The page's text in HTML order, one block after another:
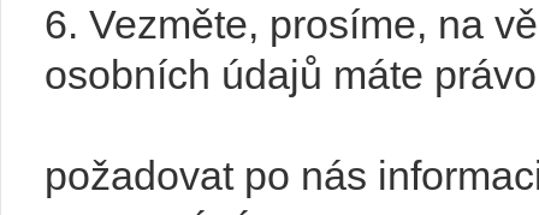
6. Vezměte, prosíme, na
osobních údajů máte
požadovat po nás